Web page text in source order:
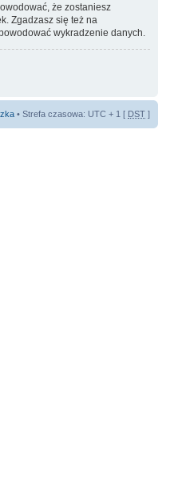
że zostaniesz
Zgadzasz się też na
wykradzenie danych.
• Strefa czasowa: UTC + 1 [ DST ]